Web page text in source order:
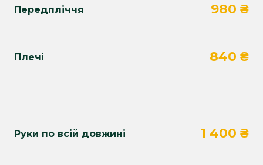
Передпліччя 980 ₴
Плечі 840 ₴
Руки по всій довжині 1 400 ₴